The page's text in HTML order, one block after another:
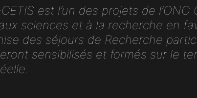
est l’un des projets de l’ONG
sciences et à la recherche en
des séjours de Recherche
sensibilisés et formés sur le